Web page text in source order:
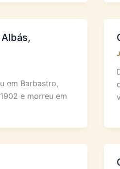
em Barbastro,
e morreu em